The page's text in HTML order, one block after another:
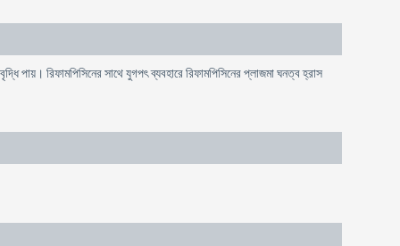
পায়। রিফামপিসিনের সাথে যুগপৎ ব্যবহারে রিফামপিসিনের প্লাজমা ঘনত্ব হ্রাস